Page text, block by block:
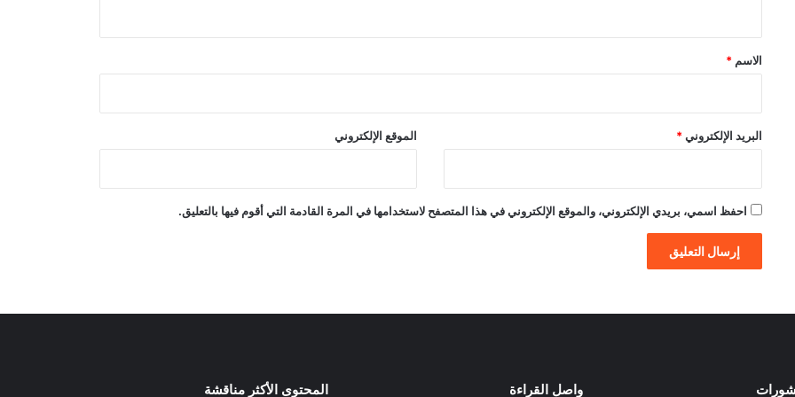
دعت الصين إلى دعم عالمي لإنعاش
في الأمم المتحدة من اختصاص الدول
الأعضاء
برنامج الأغذية العالمي: أزمة سوء تغذية
الأطفال في أفغانستان تتفاقم
*
الاسم *
البريد الإلكتروني * الموقع الإلكتروني
احفظ اسمي، بريدي الإلكتروني، والموقع الإلكتروني في هذا المتصفح لاستخدامها في المرة القادمة التي أقوم فيها بالتعليق.
واصل القراءة المحتوى الأكثر مناقشة